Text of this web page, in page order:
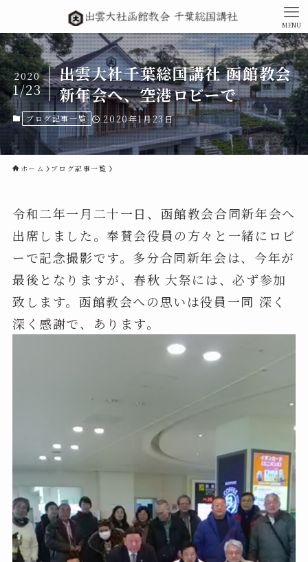
MENU
出雲大社千葉総国講社 函館教会
新年会へ、空港ロビーで
2020
1/23
ブログ記事一覧 2020年1月23日
ホーム ブログ記事一覧
令和二年一月二十一日、函館教会合同新年会へ
出席しました。奉賛会役員の方々と一緒にロビ
ーで記念撮影です。多分合同新年会は、今年が
最後となりますが、春秋 大祭には、必ず参加
致します。函館教会への思いは役員一同 深く
深く感謝で、あります。